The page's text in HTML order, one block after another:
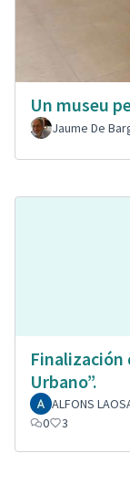
Un museu
Jaume De
Finalización
Urbano”.
ALFONS
0
3